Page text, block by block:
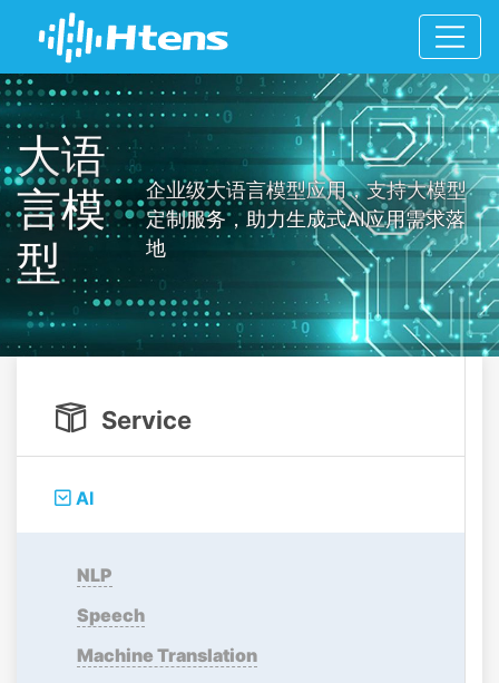
大语
言模
型
企业级大语言模型应用，支持大模型
定制服务，助力生成式AI应用需求落
地
 Service
 AI
NLP
Speech
Machine Translation